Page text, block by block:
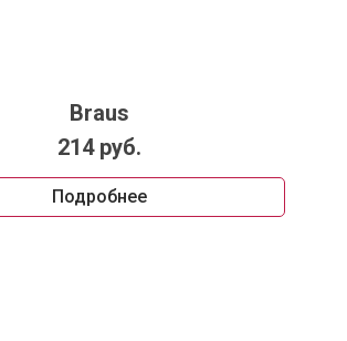
Braus
214 руб.
Подробнее